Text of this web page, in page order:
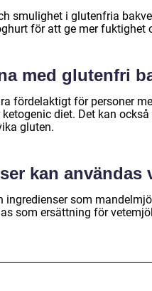
smulighet i glutenfria
för att ge mer fuktighet
med glutenfri
fördelaktigt för personer
diet. Det kan
gluten.
kan
ingredienser som
som ersättning för